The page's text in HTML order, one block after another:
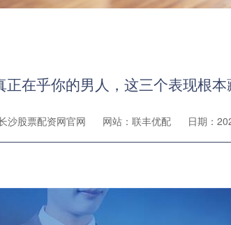
正在乎你的男人，这三个表现根
沙股票配资网官网 网站：联丰优配 日期：